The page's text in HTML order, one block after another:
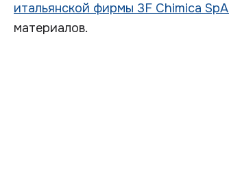
итальянской фирмы 3F Chimica SpA
материалов.